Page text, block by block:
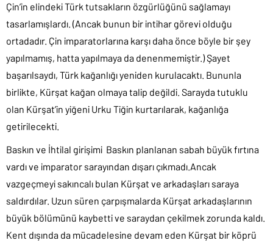
Çin’in elindeki Türk tutsakların özgürlüğünü sağlamayı
tasarlamışlardı. (Ancak bunun bir intihar görevi olduğu
ortadadır. Çin imparatorlarına karşı daha önce böyle bir şey
yapılmamış, hatta yapılmaya da denenmemiştir.) Şayet
başarılsaydı, Türk kağanlığı yeniden kurulacaktı. Bununla
birlikte, Kürşat kağan olmaya talip değildi. Sarayda tutuklu
olan Kürşat’in yiğeni Urku Tiğin kurtarılarak, kağanlığa
getirilecekti.
Baskın ve İhtilal girişimi Baskın planlanan sabah büyük fırtına
vardı ve imparator sarayından dışarı çıkmadı.Ancak
vazgeçmeyi sakıncalı bulan Kürşat ve arkadaşları saraya
saldırdılar. Uzun süren çarpışmalarda Kürşat arkadaşlarının
büyük bölümünü kaybetti ve saraydan çekilmek zorunda kaldı.
Kent dışında da mücadelesine devam eden Kürşat bir köprü